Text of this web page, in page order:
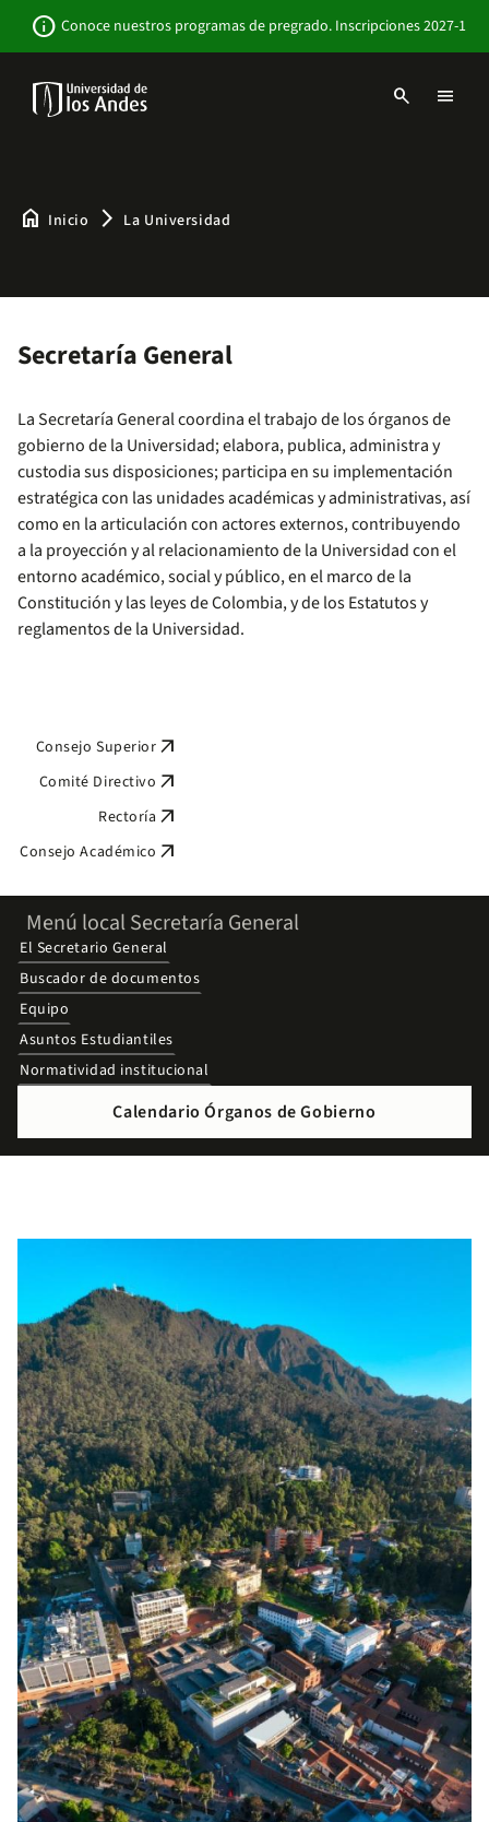
contenido
info Conoce nuestros programas de pregrado. Inscripciones 2027-1
search menu
home Inicio arrow_forward_ios La Universidad
Secretaría General
La Secretaría General coordina el trabajo de los órganos de
gobierno de la Universidad; elabora, publica, administra y
custodia sus disposiciones; participa en su implementación
estratégica con las unidades académicas y administrativas, así
como en la articulación con actores externos, contribuyendo
a la proyección y al relacionamiento de la Universidad con el
entorno académico, social y público, en el marco de la
Constitución y las leyes de Colombia, y de los Estatutos y
reglamentos de la Universidad.
Consejo Superior arrow_outward
Comité Directivo arrow_outward
Rectoría arrow_outward
Consejo Académico arrow_outward
Menú local Secretaría General
El Secretario General
Buscador de documentos
Equipo
Asuntos Estudiantiles
Normatividad institucional
Calendario Órganos de Gobierno